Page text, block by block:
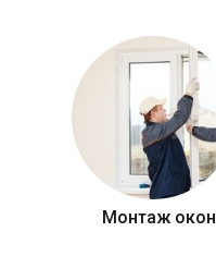
Монтаж окон